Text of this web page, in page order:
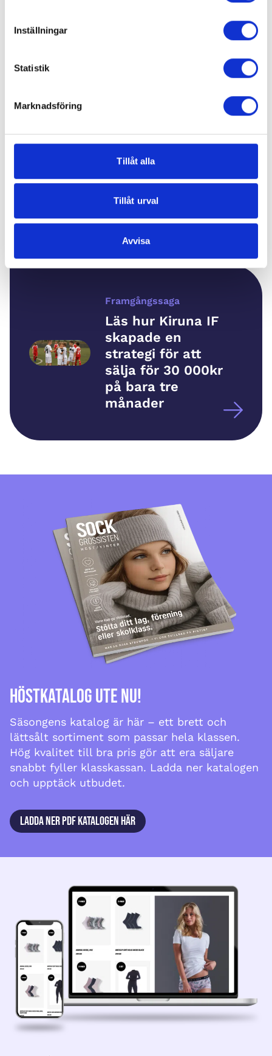
Inställningar
Statistik
Marknadsföring
Tillåt alla
Tillåt urval
Avvisa
Brunflogymnastik
blev vår
bästsäljande team
någonsin
Framgångssaga
Läs hur Kiruna IF
skapade en
strategi för att
sälja för 30 000kr
på bara tre
månader
Höstkatalog ute nu!
Säsongens katalog är här – ett brett och
lättsålt sortiment som passar hela klassen.
Hög kvalitet till bra pris gör att era säljare
snabbt fyller klasskassan. Ladda ner katalogen
och upptäck utbudet.
LADDA NER PDF KATALOGEN HÄR